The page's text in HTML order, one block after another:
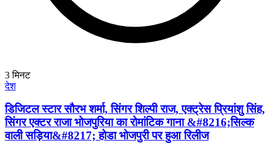
3मिनट
देश
डिजिटल स्टार सौरभ शर्मा, सिंगर शिल्पी राज, एक्ट्रेस प्रियांशु सिंह,
सिंगर एक्टर राजा भोजपुरिया का रोमांटिक गाना &#8216;सिल्क
वाली सड़िया&#8217; होडा भोजपुरी पर हुआ रिलीज